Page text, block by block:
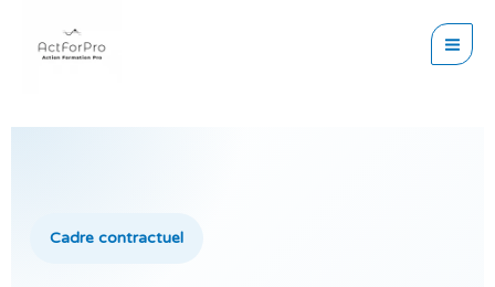
contenu
Cadre contractuel